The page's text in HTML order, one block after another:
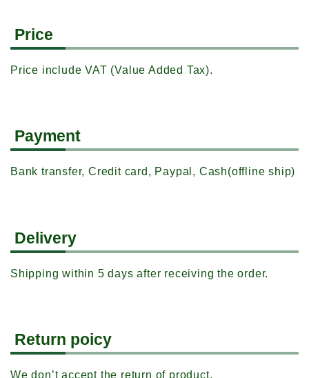
Price
Price include VAT (Value Added Tax).
Payment
Bank transfer, Credit card, Paypal, Cash(offline ship)
Delivery
Shipping within 5 days after receiving the order.
Return poicy
We don’t accept the return of product.